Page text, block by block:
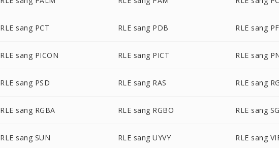
RLE sang PCT RLE sang PDB RLE sang
RLE sang PICON RLE sang PICT RLE sang
RLE sang PSD RLE sang RAS RLE sang
RLE sang RGBA RLE sang RGBO RLE sang
RLE sang SUN RLE sang UYVY RLE sang